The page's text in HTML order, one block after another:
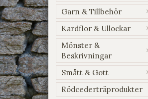
Garn & Tillbehör
Kardflor & Ullockar
Mönster &
Beskrivningar
Smått & Gott
Rödcederträprodukter